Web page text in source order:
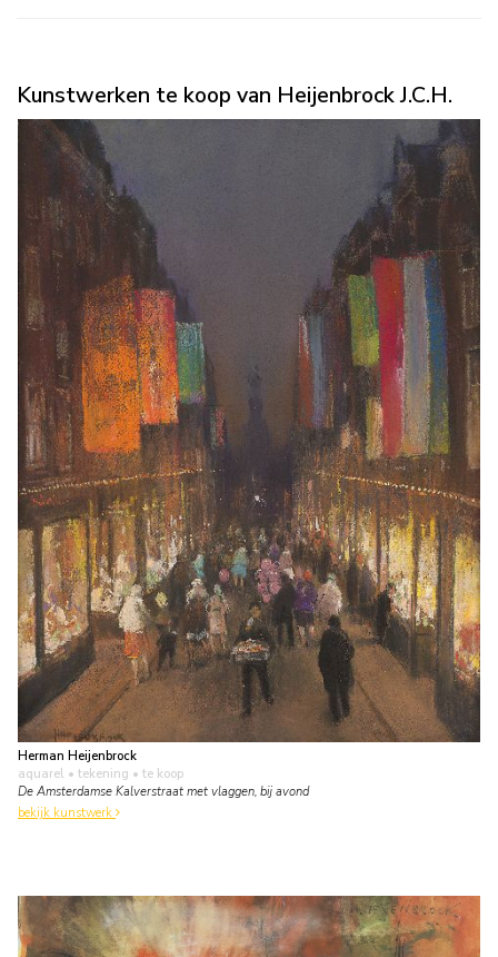
Kunstwerken te koop van Heijenbrock J.C.H.
Herman Heijenbrock
aquarel • tekening • te koop
De Amsterdamse Kalverstraat met vlaggen, bij avond
bekijk kunstwerk